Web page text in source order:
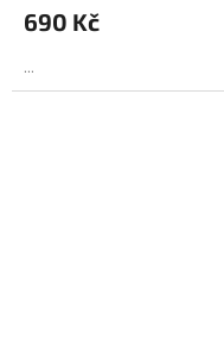
690 Kč
...